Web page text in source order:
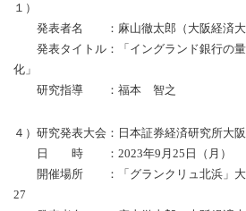
１）
発表者名 ：麻山徹太郎（大阪経済大
発表タイトル：「イングランド銀行の量
化」
研究指導 ：福本 智之
４）研究発表大会：日本証券経済研究所大
日 時 ：2023年9月25日（月）
開催場所 ：「グランクリュ北浜」大
27